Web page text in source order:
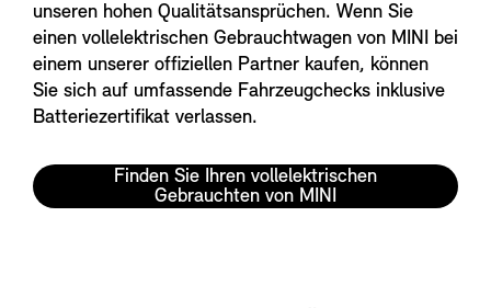
unseren hohen Qualitätsansprüchen. Wenn Sie
einen vollelektrischen Gebrauchtwagen von MINI bei
einem unserer offiziellen Partner kaufen, können
Sie sich auf umfassende Fahrzeugchecks inklusive
Batteriezertifikat verlassen.
Finden Sie Ihren vollelektrischen
Gebrauchten von MINI